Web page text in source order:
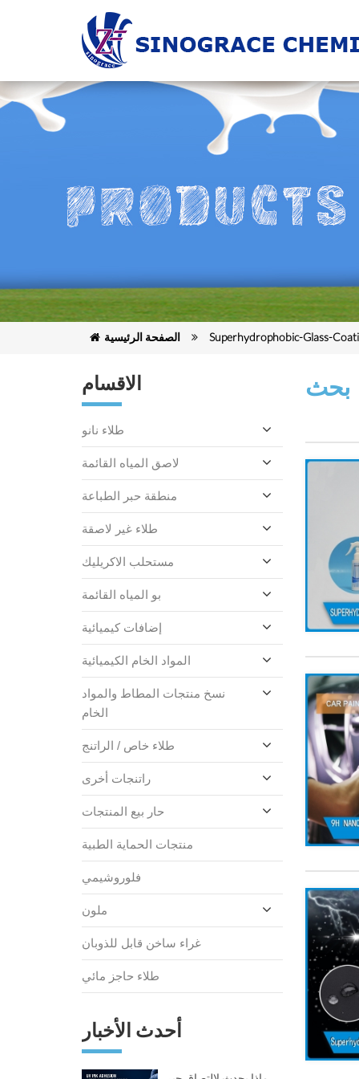
الصفحة الرئيسية Superhydrophobic-Glass-
الاقسام
طلاء نانو
لاصق المياه القائمة
منطقة حبر الطباعة
طلاء غير لاصقة
مستحلب الاكريليك
بو المياه القائمة
إضافات كيميائية
المواد الخام الكيميائية
نسخ منتجات المطاط والمواد
الخام
طلاء خاص / الراتنج
راتنجات أخرى
حار بيع المنتجات
منتجات الحماية الطبية
فلوروشيمي
ملون
غراء ساخن قابل للذوبان
طلاء حاجز مائي
أحدث الأخبار
بحث